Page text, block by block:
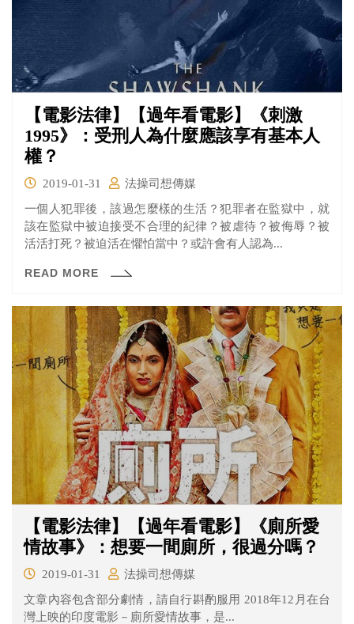
【電影法律】【過年看電影】《刺激
1995》：受刑人為什麼應該享有基本人
權？
2019-01-31
法操司想傳媒
一個人犯罪後，該過怎麼樣的生活？犯罪者在監獄中，就
該在監獄中被迫接受不合理的紀律？被虐待？被侮辱？被
活活打死？被迫活在懼怕當中？或許會有人認為...
READ MORE
【電影法律】【過年看電影】《廁所愛
情故事》：想要一間廁所，很過分嗎？
2019-01-31
法操司想傳媒
文章內容包含部分劇情，請自行斟酌服用 2018年12月在台
灣上映的印度電影－廁所愛情故事，是...